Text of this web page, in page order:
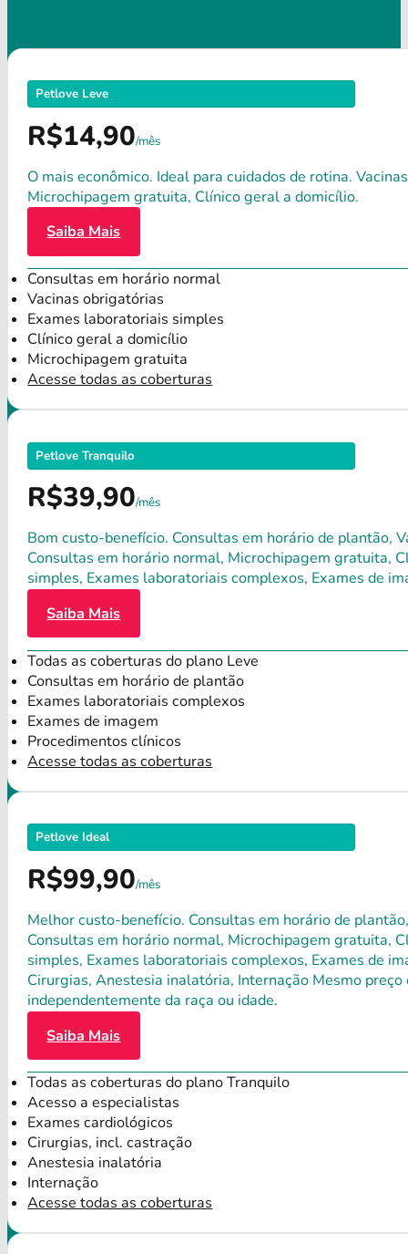
Petlove Leve
R$14,90/mês
O mais econômico. Ideal para cuidados de rotina.
Microchipagem gratuita, Clínico geral a domicílio.
Saiba Mais
Consultas em horário normal
Vacinas obrigatórias
Exames laboratoriais simples
Clínico geral a domicílio
Microchipagem gratuita
Acesse todas as coberturas
Petlove Tranquilo
R$39,90/mês
Bom custo-benefício. Consultas em horário de plantão,
Consultas em horário normal, Microchipagem gratuita,
simples, Exames laboratoriais complexos, Exames de
Saiba Mais
Todas as coberturas do plano Leve
Consultas em horário de plantão
Exames laboratoriais complexos
Exames de imagem
Procedimentos clínicos
Acesse todas as coberturas
Petlove Ideal
R$99,90/mês
Melhor custo-benefício. Consultas em horário de
Consultas em horário normal, Microchipagem gratuita,
simples, Exames laboratoriais complexos, Exames de
Cirurgias, Anestesia inalatória, Internação Mesmo
independentemente da raça ou idade.
Saiba Mais
Todas as coberturas do plano Tranquilo
Acesso a especialistas
Exames cardiológicos
Cirurgias, incl. castração
Anestesia inalatória
Internação
Acesse todas as coberturas